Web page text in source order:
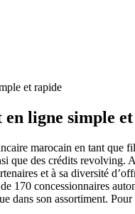
et rapide
ligne simple
marocain en tant
que des crédits
et à sa diversité
170 concessionnaires
son assortiment.